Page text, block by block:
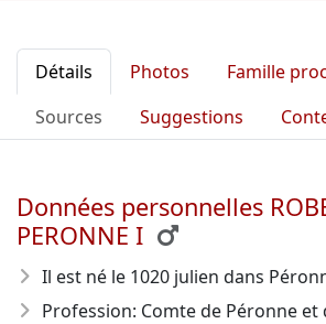
Détails Photos Famille
Sources
Suggestions
Données personnelles
PERONNE I
Il est né le 1020 julien dans
Profession: Comte de Péronne et